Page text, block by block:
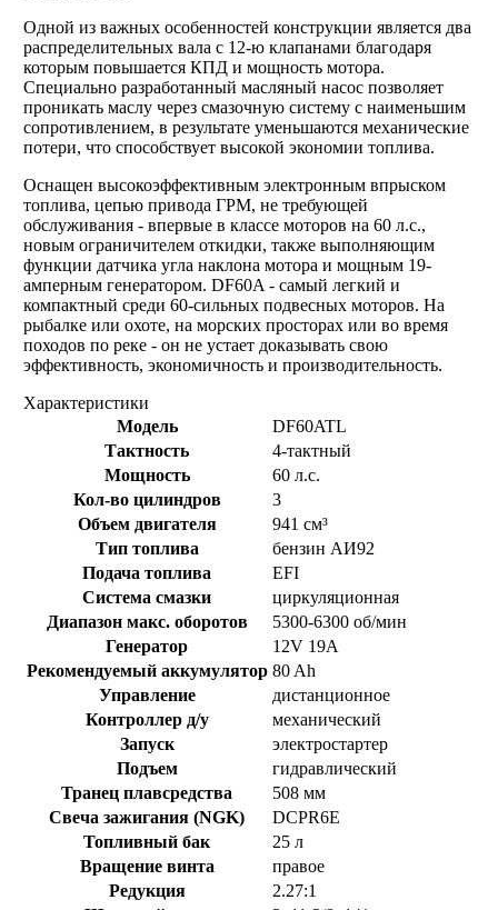
Одной из важных особенностей конструкции является два
распределительных вала с 12-ю клапанами благодаря
которым повышается КПД и мощность мотора.
Специально разработанный масляный насос позволяет
проникать маслу через смазочную систему с наименьшим
сопротивлением, в результате уменьшаются механические
потери, что способствует высокой экономии топлива.
Оснащен высокоэффективным электронным впрыском
топлива, цепью привода ГРМ, не требующей
обслуживания - впервые в классе моторов на 60 л.с.,
новым ограничителем откидки, также выполняющим
функции датчика угла наклона мотора и мощным 19-
амперным генератором. DF60A - самый легкий и
компактный среди 60-сильных подвесных моторов. На
рыбалке или охоте, на морских просторах или во время
походов по реке - он не устает доказывать свою
эффективность, экономичность и производительность.
Характеристики
Модель
DF60ATL
Тактность
4-тактный
Мощность
60 л.с.
Кол-во цилиндров
3
Объем двигателя
941 см³
Тип топлива
бензин АИ92
Подача топлива
EFI
Система смазки
циркуляционная
Диапазон макс. оборотов
5300-6300 об/мин
Генератор
12V 19A
Рекомендуемый аккумулятор 80 Ah
Управление
дистанционное
Контроллер д/у
механический
Запуск
электростартер
Подъем
гидравлический
Транец плавсредства
508 мм
Свеча зажигания (NGK)
DCPR6E
Топливный бак
25 л
Вращение винта
правое
Редукция
2.27:1